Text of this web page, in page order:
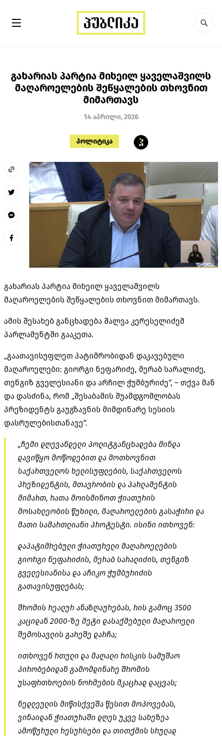
გახარიას პარტია მიხეილ ყაველაშვილს
მაღაროელების შეწყალების თხოვნით
მიმართავს
14 აპრილი, 2026
პოლიტიკა
გახარიას პარტია მიხეილ ყაველაშვილს
მაღაროელების შეწყალების თხოვნით მიმართავს.
ამის შესახებ განცხადება შალვა კერესელიძემ
პარლამენტში გააკეთა.
„გაათავისუფლეთ პატიმრობიდან დაკავებული
მაღაროელები: გიორგი ნეფარიძე, მერაბ სარალიძე,
თენგიზ გველესიანი და არჩილ ჭუმბურიძე“, – თქვა მან
და დასძინა, რომ „შესაბამის შუამდგომლობას
პრეზიდენტს გაუგზავნის მიმდინარე სესიის
დასრულებისთანავე“.
„ჩემი დღევანდელი პოლიტგანცხადება მინდა
დავიწყო მოწოდებით და მოთხოვნით
საქართველოს ხელისუფლების, საქართველოს
პრეზიდენტის, მთავრობის და პარლამენტის
მიმართ, რათა მოისმინოთ ჭიათურის
მოსახლეობის წუხილი, მაღაროელების გასაჭირი და
მათი სამართლიანი პროტესტი. ისინი ითხოვენ:
დაპატიმრებული ჭიათურელი მაღაროელების
გიორგი ნეფარიძის, მერაბ სარალიძის, თენგიზ
გველესიანისა და აჩიკო ჭუმბურიძის
გათავისუფლებას;
შრომის რეალურ ანაზღაურებას, რის გამოც 3500
კაციდან 2000-ზე მეტი დასაქმებული მაღაროელი
შემოსავლის გარეშე დარჩა;
ითხოვენ რთული და მაღალი რისკის სამუშაო
პირობებიდან გამომდინარე შრომის
უსაფრთხოების ნორმების მკაცრად დაცვას;
ნედლეულის მიწისქვეშა წესით მოპოვებას,
ვინაიდან ჭიათურაში დღეს უკვე სახეზეა
ამოწურული რესურსები და თითქმის სრულად